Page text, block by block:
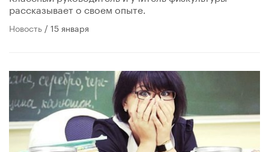
рассказывает о своем опыте.
Новость / 15 января